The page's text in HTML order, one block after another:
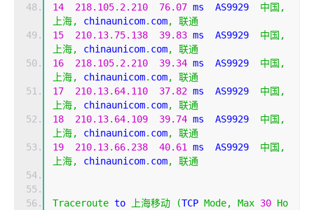
14
218.105. 2.210 76.07 ms  AS9929 中国,
上海,
chinaunicom. com,
联通
15
210.13. 75.138 39.83 ms  AS9929 中国,
上海,
chinaunicom. com,
联通
16
218.105. 2.210 39.34 ms  AS9929 中国,
上海,
chinaunicom. com,
联通
17
210.13. 64.110 37.82 ms  AS9929 中国,
上海,
chinaunicom. com,
联通
18
210.13. 64.109 39.74 ms  AS9929 中国,
上海,
chinaunicom. com,
联通
19
210.13. 66.238 40.61 ms  AS9929 中国,
上海,
chinaunicom. com, 联通
Traceroute to 上海移动 (TCP Mode, Max 30 Ho